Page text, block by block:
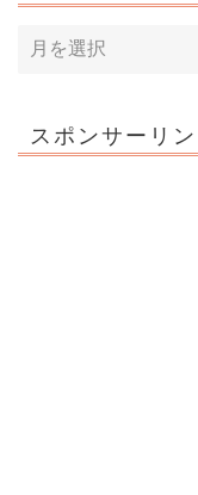
スポンサーリン